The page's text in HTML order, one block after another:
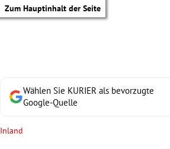
Zum Hauptinhalt der Seite
Wählen Sie KURIER als bevorzugte
Google-Quelle
Inland